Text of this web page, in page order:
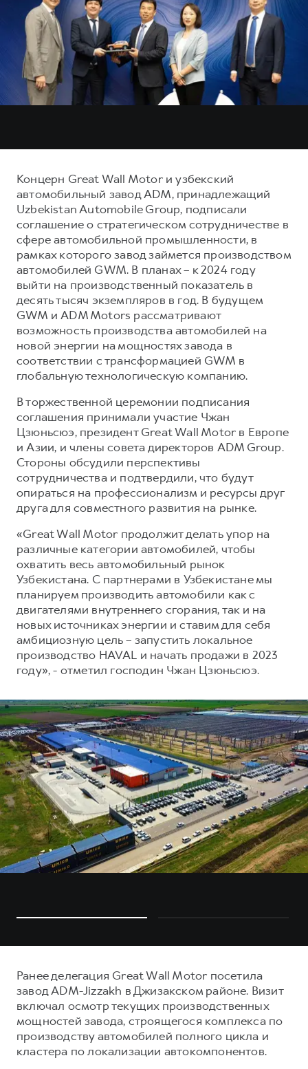
DARGO
от 3 199 000 ₽
DARGO X
от 3 499 000 ₽
от 2 899 000 ₽ от 3 599 000 ₽
POER
от 3 449 000 ₽
Тест-драйв
Трейд-ин
КРЕДИТ И СТРАХОВАНИЕ
КОРПОРАТИВНЫМ КЛИЕНТАМ
Для малого бизнеса
Корпоративным клиентам
Крупным корпоративным клиентам
Система управления автопарком
Сервис для корпоративных клиентов
HAVAL Лизинг
АКСЕССУАРЫ HAVAL
Автомобильные аксессуары
Коллекция CITY
Коллекция Базовая
Коллекция Детская
СЕРВИСНОЕ ОБСЛУЖИВАНИЕ
Нулевое ТО
Программа «Помощь на дороге»
Регламенты технического обслуживания
ПОДДЕРЖКА
GWM Безопасность
Гарантия HAVAL
Мобильное приложение GWM
Программа «HAVAL Защита+»
Руководства по эксплуатации
Подписки
АКСЕССУАРЫ HAVAL
Автомобильные аксессуары
Коллекция CITY
Коллекция Базовая
Коллекция Детская
О дилере
Наша команда
Контакты
Концерн Great Wall Motor и узбекский
автомобильный завод ADM, принадлежащий
Uzbekistan Automobile Group, подписали
соглашение о стратегическом сотрудничестве в
сфере автомобильной промышленности, в
рамках которого завод займется производством
автомобилей GWM. В планах – к 2024 году
выйти на производственный показатель в
десять тысяч экземпляров в год. В будущем
GWM и ADM Motors рассматривают
возможность производства автомобилей на
новой энергии на мощностях завода в
соответствии с трансформацией GWM в
глобальную технологическую компанию.
В торжественной церемонии подписания
соглашения принимали участие Чжан
Цзюньсюэ, президент Great Wall Motor в Европе
и Азии, и члены совета директоров ADM Group.
Стороны обсудили перспективы
сотрудничества и подтвердили, что будут
опираться на профессионализм и ресурсы друг
друга для совместного развития на рынке.
«Great Wall Motor продолжит делать упор на
различные категории автомобилей, чтобы
охватить весь автомобильный рынок
Узбекистана. С партнерами в Узбекистане мы
планируем производить автомобили как с
двигателями внутреннего сгорания, так и на
новых источниках энергии и ставим для себя
амбициозную цель – запустить локальное
производство HAVAL и начать продажи в 2023
году», - отметил господин Чжан Цзюньсюэ.
Ранее делегация Great Wall Motor посетила
завод ADM-Jizzakh в Джизакском районе. Визит
включал осмотр текущих производственных
мощностей завода, строящегося комплекса по
производству автомобилей полного цикла и
кластера по локализации автокомпонентов.